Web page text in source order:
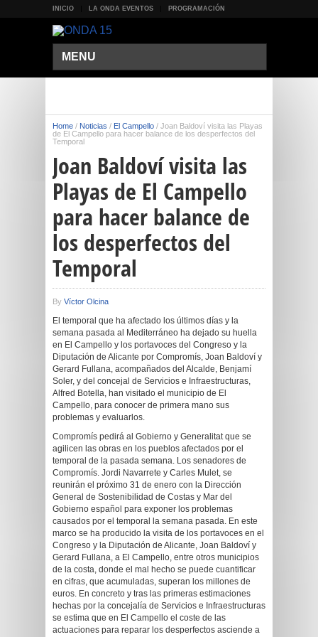
INICIO LA ONDA EVENTOS PROGRAMACIÓN
MENU
Home / Noticias / El Campello / Joan Baldoví visita las Playas
de El Campello para hacer balance de los desperfectos del
Temporal
Joan Baldoví visita las
Playas de El Campello
para hacer balance de
los desperfectos del
Temporal
By Víctor Olcina
El temporal que ha afectado los últimos días y la
semana pasada al Mediterráneo ha dejado su huella
en El Campello y los portavoces del Congreso y la
Diputación de Alicante por Compromís, Joan Baldoví y
Gerard Fullana, acompañados del Alcalde, Benjamí
Soler, y del concejal de Servicios e Infraestructuras,
Alfred Botella, han visitado el municipio de El
Campello, para conocer de primera mano sus
problemas y evaluarlos.
Compromís pedirá al Gobierno y Generalitat que se
agilicen las obras en los pueblos afectados por el
temporal de la pasada semana. Los senadores de
Compromís. Jordi Navarrete y Carles Mulet, se
reunirán el próximo 31 de enero con la Dirección
General de Sostenibilidad de Costas y Mar del
Gobierno español para exponer los problemas
causados por el temporal la semana pasada. En este
marco se ha producido la visita de los portavoces en el
Congreso y la Diputación de Alicante, Joan Baldoví y
Gerard Fullana, a El Campello, entre otros municipios
de la costa, donde el mal hecho se puede cuantificar
en cifras, que acumuladas, superan los millones de
euros. En concreto y tras las primeras estimaciones
hechas por la concejalía de Servicios e Infraestructuras
se estima que en El Campello el coste de las
actuaciones para reparar los desperfectos asciende a